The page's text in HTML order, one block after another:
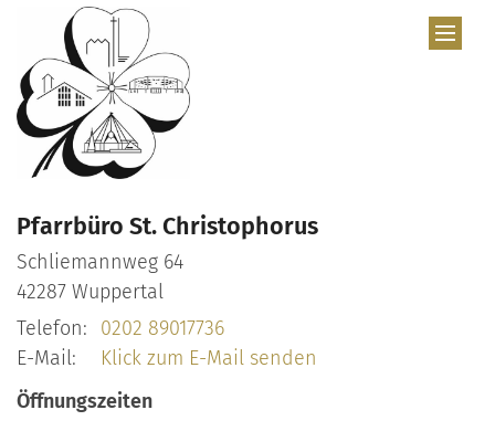
Zum Inhalt springen
Pfarrbüro St. Christophorus
Schliemannweg 64
42287 Wuppertal
Telefon:
0202 89017736
E-Mail:
Klick zum E-Mail senden
Öffnungszeiten